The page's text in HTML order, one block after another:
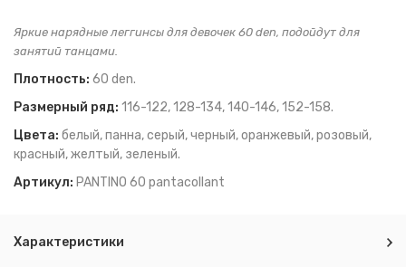
Яркие нарядные леггинсы для девочек 60 den, подойдут для
занятий танцами.
Плотность: 60 den.
Размерный ряд: 116-122, 128-134, 140-146, 152-158.
Цвета: белый, панна, серый, черный, оранжевый, розовый,
красный, желтый, зеленый.
Артикул: PANTINO 60 pantacollant
Характеристики